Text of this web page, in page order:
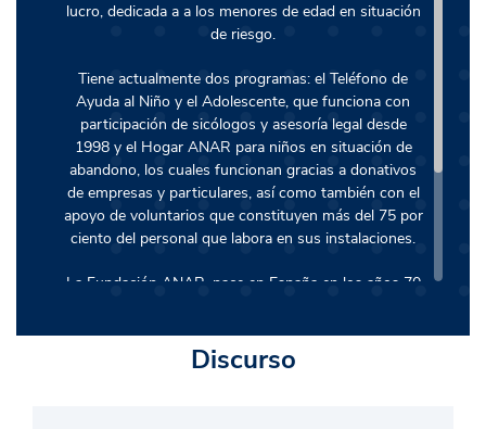
lucro, dedicada a a los menores de edad en situación
de riesgo.
Tiene actualmente dos programas: el Teléfono de
Ayuda al Niño y el Adolescente, que funciona con
participación de sicólogos y asesoría legal desde
1998 y el Hogar ANAR para niños en situación de
abandono, los cuales funcionan gracias a donativos
de empresas y particulares, así como también con el
apoyo de voluntarios que constituyen más del 75 por
ciento del personal que labora en sus instalaciones.
La Fundación ANAR, nace en España en los años 70
Niño, atendiendo aspectos asistenciales, de
orientación y prevención de situaciones de riesgo.
Discurso